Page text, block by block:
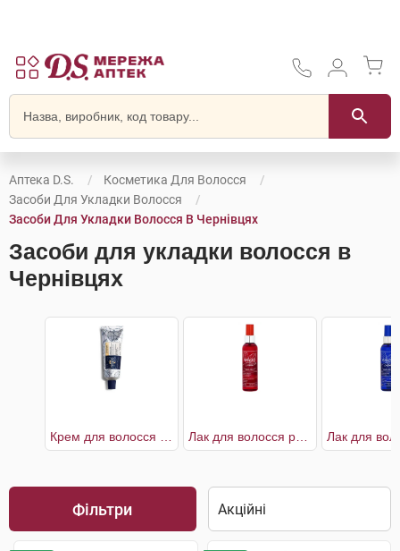
Аптека D.S.
Косметика Для Волосся
Засоби Для Укладки Волосся
Засоби Для Укладки Волосся В Чернівцях
Засоби для укладки волосся в
Чернівцях
Фільтри